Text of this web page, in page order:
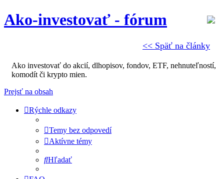
<< Späť na články
Ako-investovať - fórum
Ako investovať do akcií, dlhopisov, fondov, ETF, nehnuteľností,
komodít či krypto mien.
Prejsť na obsah
Rýchle odkazy
Temy bez odpovedí
Aktívne témy
Hľadať